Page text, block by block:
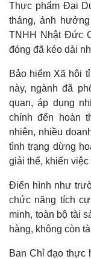
Thế giới
Quan sát
Cuộc sống đó đây
Hồ sơ
Thực phẩm Đại
tháng, ảnh
TNHH Nhật Đức
đóng đã kéo dài
Bảo hiểm Xã hội
này, ngành đã
quan, áp dụng
chính đến hoàn
nhiên, nhiều
tình trạng dừng
giải thể, khiến
Điển hình như
chức năng tích
minh, toàn bộ tài
hàng, không còn
Ban Chỉ đạo thực